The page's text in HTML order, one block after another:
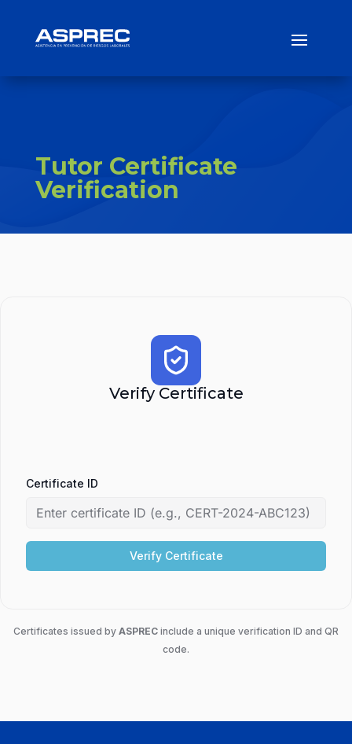
Tutor Certificate
Verification
Verify Certificate
Certificate ID
Verify Certificate
Certificates issued by ASPREC include a unique verification ID and QR
code.